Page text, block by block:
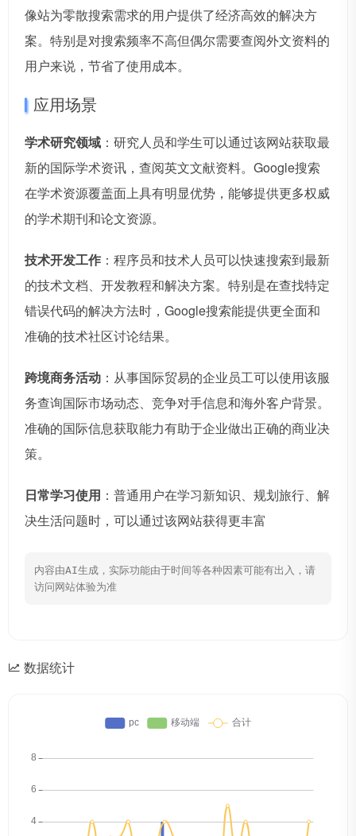
像站为零散搜索需求的用户提供了经济高效的解决方
案。特别是对搜索频率不高但偶尔需要查阅外文资料的
用户来说，节省了使用成本。
应用场景
学术研究领域 ：研究人员和学生可以通过该网站获取最
新的国际学术资讯，查阅英文文献资料。Google搜索
在学术资源覆盖面上具有明显优势，能够提供更多权威
的学术期刊和论文资源。
技术开发工作 ：程序员和技术人员可以快速搜索到最新
的技术文档、开发教程和解决方案。特别是在查找特定
错误代码的解决方法时，Google搜索能提供更全面和
准确的技术社区讨论结果。
跨境商务活动 ：从事国际贸易的企业员工可以使用该服
务查询国际市场动态、竞争对手信息和海外客户背景。
准确的国际信息获取能力有助于企业做出正确的商业决
策。
日常学习使用 ：普通用户在学习新知识、规划旅行、解
决生活问题时，可以通过该网站获得更丰富
内容由AI生成，实际功能由于时间等各种因素可能有出入，请
访问网站体验为准
数据统计